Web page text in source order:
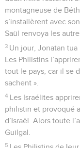
montagneuse de
s’installèrent avec
Saül renvoya les
3 Un jour, Jonatan
Les Philistins
tout le pays, car il se
sachent ».
4 Les Israélites
philistin et provoqué
d’Israël. Alors toute
Guilgal.
5